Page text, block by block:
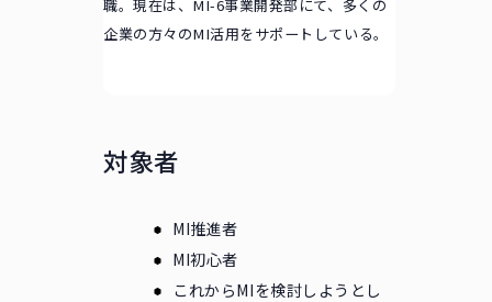
職。現在は、MI-6事業開発部にて、多くの
企業の方々のMI活用をサポートしている。
対象者
MI推進者
MI初心者
これからMIを検討しようとし